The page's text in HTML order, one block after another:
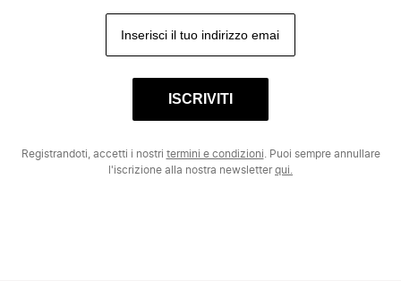
ISCRIVITI
Registrandoti, accetti i nostri termini e condizioni . Puoi sempre annullare
l'iscrizione alla nostra newsletterqui.